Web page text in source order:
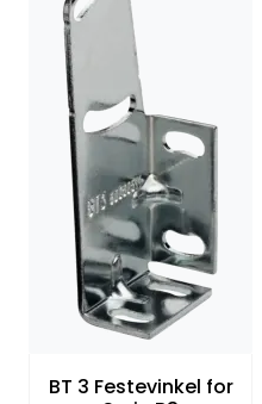
BT 3 Festevinkel for